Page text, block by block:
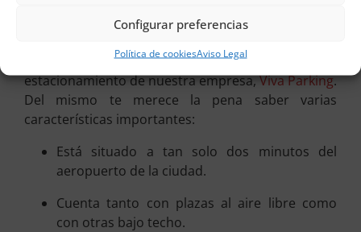
Configurar preferencias
Política de cookiesAviso Legal
Si teniendo en cuenta todo esto, te encuentras
para dejar tu vehículo, ten muy presente el
estacionamiento de nuestra empresa,Viva Parking.
Del mismo te merece la pena saber varias
características importantes:
Está situado a tan solo dos minutos del
aeropuerto de la ciudad.
Cuenta tanto con plazas al aire libre como
con otras bajo techo.